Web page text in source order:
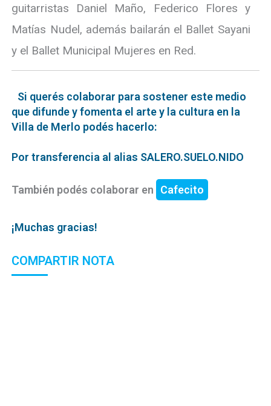
guitarristas Daniel Maño, Federico Flores y
Matías Nudel, además bailarán el Ballet Sayani
y el Ballet Municipal Mujeres en Red.
Si querés colaborar para sostener este medio
que difunde y fomenta el arte y la cultura en la
Villa de Merlo podés hacerlo:
Por transferencia al alias SALERO.SUELO.NIDO
También podés colaborar en Cafecito
¡Muchas gracias!
COMPARTIR NOTA